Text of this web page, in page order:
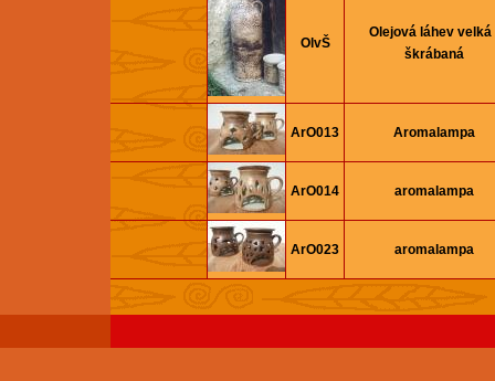
OlvŠ
Olejová láhev velká
škrábaná
ArO013 Aromalampa
ArO014 aromalampa
ArO023 aromalampa